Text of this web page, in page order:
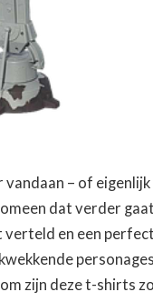
vandaan – of
dat verder
en een
zijn deze t-shirts